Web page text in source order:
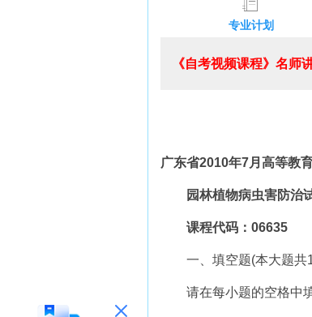
专业计划
《自考视频课程》名师
广东省2010年7月高等教
园林植物病虫害防治
课程代码：06635
一、填空题(本大题共
请在每小题的空格中填